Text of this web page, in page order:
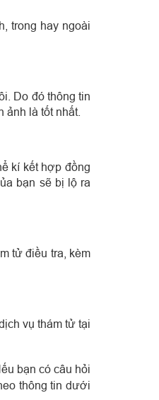
trong hay ngoài
Do đó thông tin
ảnh là tốt nhất.
kí kết hợp đồng
bạn sẽ bị lộ ra
tử điều tra, kèm
vụ thám tử tại
bạn có câu hỏi
thông tin dưới